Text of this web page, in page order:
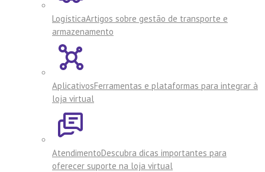
LogísticaArtigos sobre gestão de transporte e
armazenamento
AplicativosFerramentas e plataformas para integrar à
loja virtual
AtendimentoDescubra dicas importantes para
oferecer suporte na loja virtual